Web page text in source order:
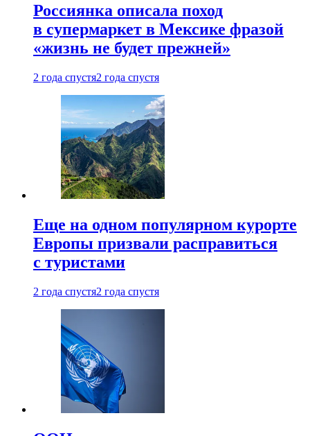
Россиянка описала поход
в супермаркет в Мексике фразой
«жизнь не будет прежней»
2 года спустя2 года спустя
Еще на одном популярном курорте
Европы призвали расправиться
с туристами
2 года спустя2 года спустя